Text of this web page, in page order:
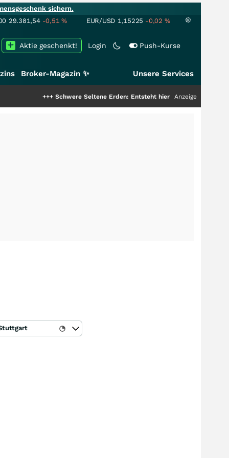
sichern.
29.381,54 -0,51% EUR/USD 1,15225 -0,02 %
Login Push-Kurse
Aktie geschenkt!
Broker-Magazin ✨ Unsere Services
Schwere Seltene Erden: Entsteht hier die nächste Milliardenstory?
Anzeige